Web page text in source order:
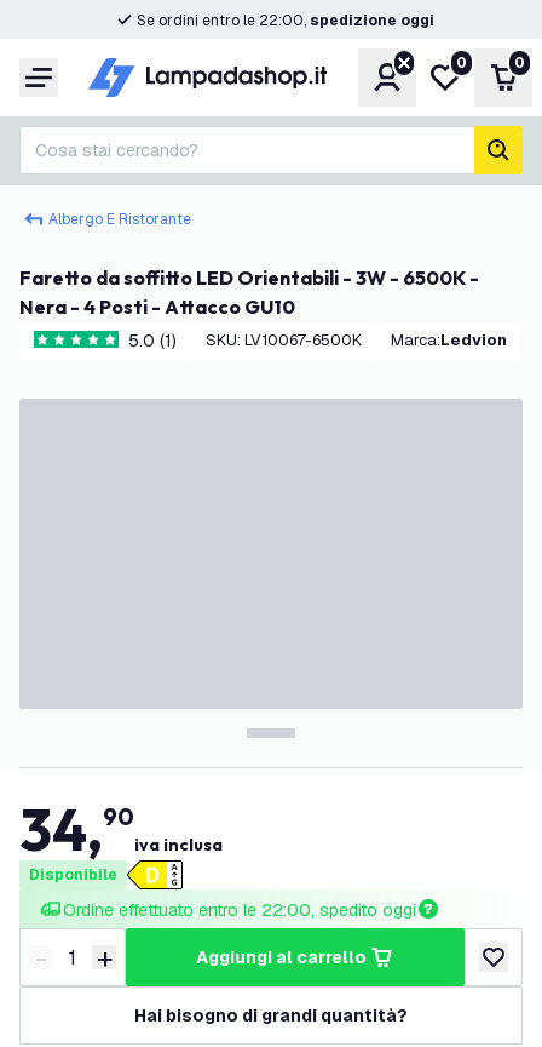
Se ordini entro le 22:00, spedizione oggi
Menu Account
Lista
0 0
Cosa stai cercando?
Albergo E Ristorante
Faretto da soffitto LED Orientabili - 3W - 6500K -
Nera - 4 Posti - Attacco GU10
5 stelle di valutazione
5.0 (1) SKU: LV10067-6500K Marca: Ledvion
34,90
iva inclusa
Disponibile
Ordine effettuato entro le 22:00, spedito oggi
Riduci quantità
- Aumenta quantità
+ aggiungi al carrello
Hai bisogno di grandi quantità?